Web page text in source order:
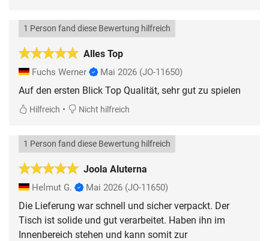
Alles Top
1 Person fand diese Bewertung hilfreich
Fuchs Werner Mai 2026 (JO-11650)
Auf den ersten Blick Top Qualität, sehr gut zu spielen
Hilfreich • Nicht hilfreich
Joola Aluterna
1 Person fand diese Bewertung hilfreich
Helmut G. Mai 2026 (JO-11650)
Die Lieferung war schnell und sicher verpackt. Der
Tisch ist solide und gut verarbeitet. Haben ihn im
Innenbereich stehen und kann somit zur